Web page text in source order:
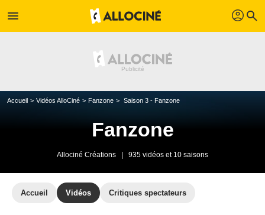
menu profil search
Accueil Vidéos AlloCiné Fanzone Saison 3 - Fanzone
Fanzone
Allociné Créations 935 vidéos et 10 saisons
Accueil Vidéos Critiques spectateurs